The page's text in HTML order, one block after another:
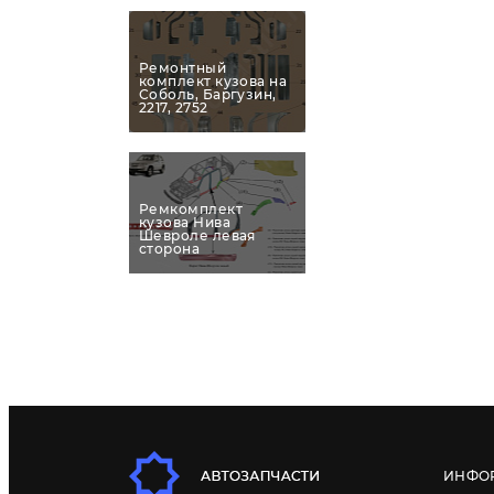
Ремонтный
комплект кузова на
Соболь, Баргузин,
2217, 2752
Ремкомплект
кузова Нива
Шевроле левая
сторона